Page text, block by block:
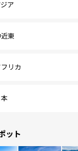
ア
東
リカ
ット